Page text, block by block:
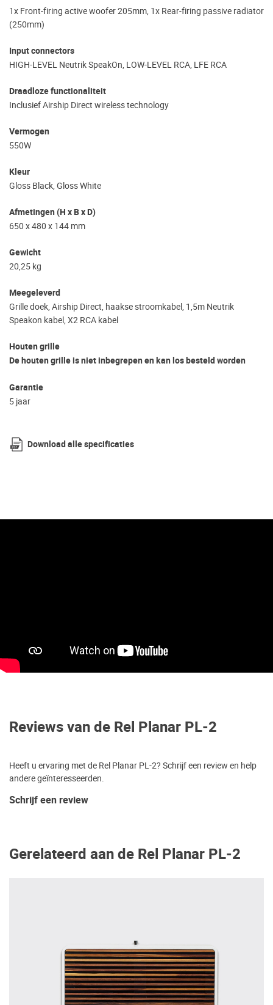
1x Front-firing active woofer 205mm, 1x Rear-firing passive radiator
(250mm)
Input connectors
HIGH-LEVEL Neutrik SpeakOn, LOW-LEVEL RCA, LFE RCA
Draadloze functionaliteit
Inclusief Airship Direct wireless technology
Vermogen
550W
Kleur
Gloss Black, Gloss White
Afmetingen (H x B x D)
650 x 480 x 144 mm
Gewicht
20,25 kg
Meegeleverd
Grille doek, Airship Direct, haakse stroomkabel, 1,5m Neutrik
Speakon kabel, X2 RCA kabel
Houten grille
De houten grille is niet inbegrepen en kan los besteld worden
Garantie
5 jaar
Download alle specificaties
Reviews van de Rel Planar PL-2
Heeft u ervaring met de Rel Planar PL-2? Schrijf een review en help
andere geïnteresseerden.
Schrijf een review
Gerelateerd aan de Rel Planar PL-2